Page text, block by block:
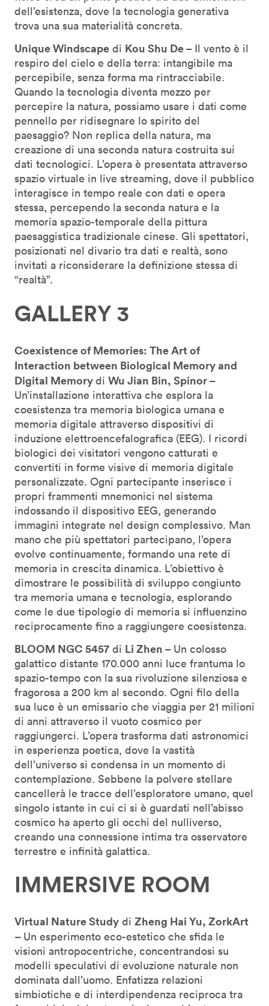
dell’esistenza, dove la tecnologia generativa
trova una sua materialità concreta.
Unique Windscape di Kou Shu De – Il vento è il
respiro del cielo e della terra: intangibile ma
percepibile, senza forma ma rintracciabile.
Quando la tecnologia diventa mezzo per
percepire la natura, possiamo usare i dati come
pennello per ridisegnare lo spirito del
paesaggio? Non replica della natura, ma
creazione di una seconda natura costruita sui
dati tecnologici. L’opera è presentata attraverso
spazio virtuale in live streaming, dove il pubblico
interagisce in tempo reale con dati e opera
stessa, percependo la seconda natura e la
memoria spazio-temporale della pittura
paesaggistica tradizionale cinese. Gli spettatori,
posizionati nel divario tra dati e realtà, sono
invitati a riconsiderare la definizione stessa di
“realtà”.
GALLERY 3
Coexistence of Memories: The Art of
Interaction between Biological Memory and
Digital Memorydi Wu Jian Bin, Spinor –
Un’installazione interattiva che esplora la
coesistenza tra memoria biologica umana e
memoria digitale attraverso dispositivi di
induzione elettroencefalografica (EEG). I ricordi
biologici dei visitatori vengono catturati e
convertiti in forme visive di memoria digitale
personalizzate. Ogni partecipante inserisce i
propri frammenti mnemonici nel sistema
indossando il dispositivo EEG, generando
immagini integrate nel design complessivo. Man
mano che più spettatori partecipano, l’opera
evolve continuamente, formando una rete di
memoria in crescita dinamica. L’obiettivo è
dimostrare le possibilità di sviluppo congiunto
tra memoria umana e tecnologia, esplorando
come le due tipologie di memoria si influenzino
reciprocamente fino a raggiungere coesistenza.
BLOOM NGC 5457 di Li Zhen – Un colosso
galattico distante 170.000 anni luce frantuma lo
spazio-tempo con la sua rivoluzione silenziosa e
fragorosa a 200 km al secondo. Ogni filo della
sua luce è un emissario che viaggia per 21 milioni
di anni attraverso il vuoto cosmico per
raggiungerci. L’opera trasforma dati astronomici
in esperienza poetica, dove la vastità
dell’universo si condensa in un momento di
contemplazione. Sebbene la polvere stellare
cancellerà le tracce dell’esploratore umano, quel
singolo istante in cui ci si è guardati nell’abisso
cosmico ha aperto gli occhi del nulliverso,
creando una connessione intima tra osservatore
terrestre e infinità galattica.
IMMERSIVE ROOM
Virtual Nature Study di Zheng Hai Yu, ZorkArt
– Un esperimento eco-estetico che sfida le
visioni antropocentriche, concentrandosi su
modelli speculativi di evoluzione naturale non
dominata dall’uomo. Enfatizza relazioni
simbiotiche e di interdipendenza reciproca tra